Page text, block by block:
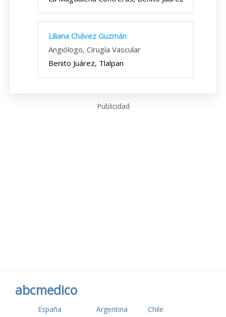
Liliana Chávez Guzmán
Angiólogo, Cirugía Vascular
Benito Juárez, Tlalpan
Publicidad
abcmedico
España Argentina Chile